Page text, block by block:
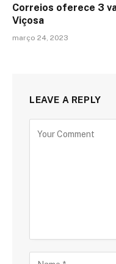
Correios oferece 3
Viçosa
março 24, 2023
LEAVE A REPLY